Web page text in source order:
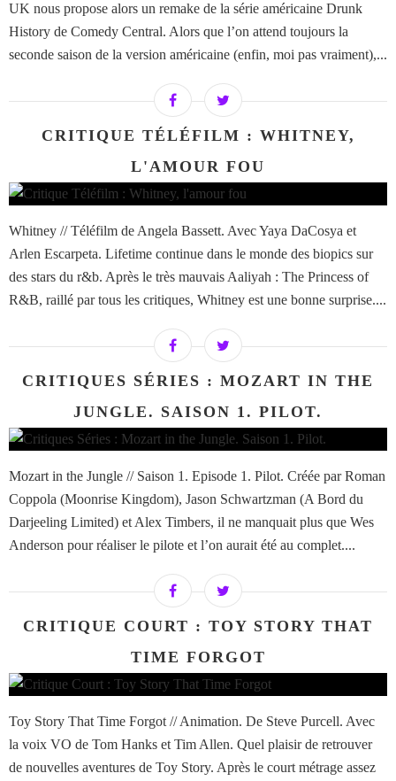
UK nous propose alors un remake de la série américaine Drunk
History de Comedy Central. Alors que l’on attend toujours la
seconde saison de la version américaine (enfin, moi pas vraiment),...
CRITIQUE TÉLÉFILM : WHITNEY,
L'AMOUR FOU
Whitney // Téléfilm de Angela Bassett. Avec Yaya DaCosya et
Arlen Escarpeta. Lifetime continue dans le monde des biopics sur
des stars du r&b. Après le très mauvais Aaliyah : The Princess of
R&B, raillé par tous les critiques, Whitney est une bonne surprise....
CRITIQUES SÉRIES : MOZART IN THE
JUNGLE. SAISON 1. PILOT.
Mozart in the Jungle // Saison 1. Episode 1. Pilot. Créée par Roman
Coppola (Moonrise Kingdom), Jason Schwartzman (A Bord du
Darjeeling Limited) et Alex Timbers, il ne manquait plus que Wes
Anderson pour réaliser le pilote et l’on aurait été au complet....
CRITIQUE COURT : TOY STORY THAT
TIME FORGOT
Toy Story That Time Forgot // Animation. De Steve Purcell. Avec
la voix VO de Tom Hanks et Tim Allen. Quel plaisir de retrouver
de nouvelles aventures de Toy Story. Après le court métrage assez